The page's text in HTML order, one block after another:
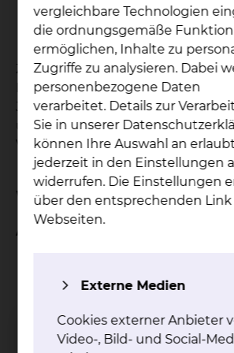
Habilitieren
u.v.m.
Zur Erleichterung Ihres
Ihnen online qualitativ
Journale, UpToDate, medizinische
und Standardwerke, auch zu
Verfügung.
Wir bieten Ihnen
Attraktive Ausbildungsangebote:
angestrebten Wahlfachs,
parallele Einsicht in
Fachdisziplinen, die Sie nicht
vergleichbare Technologien
die ordnungsgemäße Funktion
ermöglichen, Inhalte zu
Zugriffe zu analysieren. Dabei
personenbezogene Daten
verarbeitet. Details zur
Sie in unserer
können Ihre Auswahl an
jederzeit in den Einstellungen
widerrufen. Die Einstellungen
über den entsprechenden
Webseiten.
Externe Medien
Cookies externer Anbieter
Video-, Bild- und Social-